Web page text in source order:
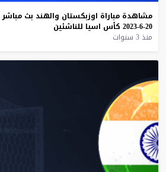
مشاهدة مباراة اوزبكستان والهند بث مباشر
20-6-2023
كأس اسيا للناشئين
منذ 3 سنوات